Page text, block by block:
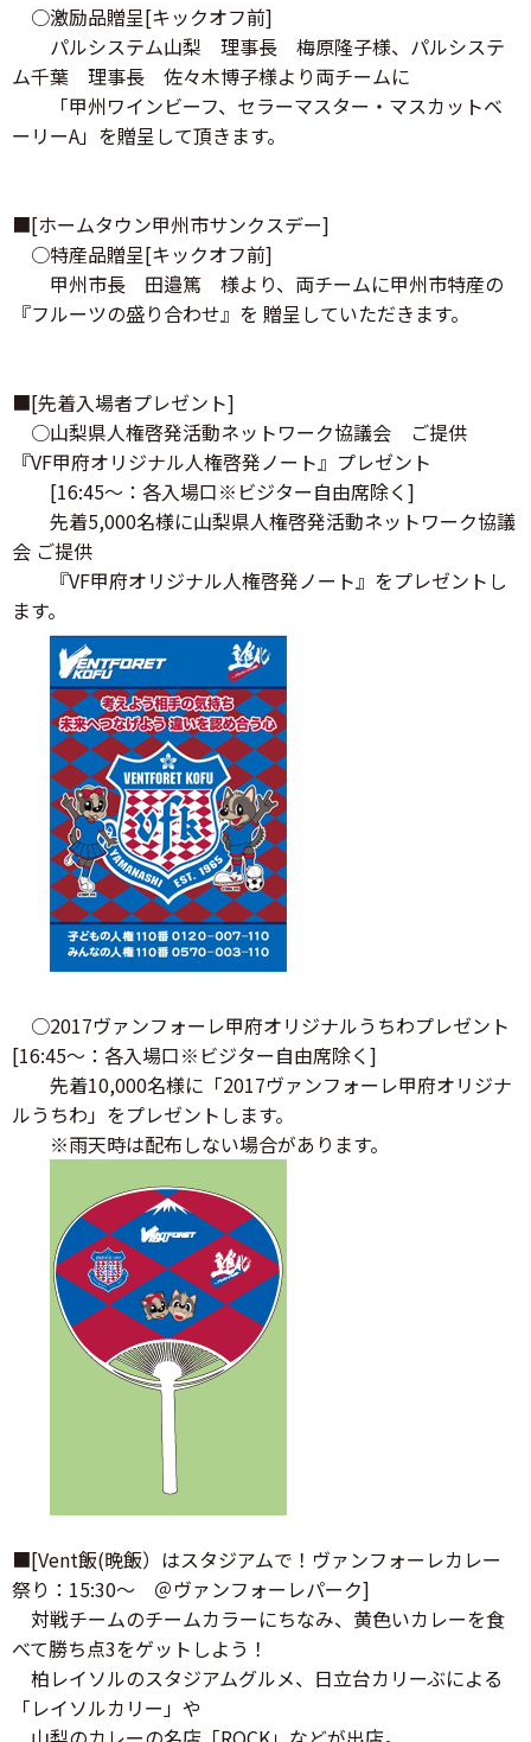
○激励品贈呈[キックオフ前]
パルシステム山梨 理事長 梅原隆子様、パルシステ
ム千葉 理事長 佐々木博子様より両チームに
「甲州ワインビーフ、セラーマスター・マスカットベ
ーリーA」を贈呈して頂きます。
■[ホームタウン甲州市サンクスデー]
○特産品贈呈[キックオフ前]
甲州市長 田邉篤 様より、両チームに甲州市特産の
『フルーツの盛り合わせ』を 贈呈していただきます。
■[先着入場者プレゼント]
○山梨県人権啓発活動ネットワーク協議会 ご提供
『VF甲府オリジナル人権啓発ノート』プレゼント
[16:45～：各入場口※ビジター自由席除く]
先着5,000名様に山梨県人権啓発活動ネットワーク協議
会 ご提供
『VF甲府オリジナル人権啓発ノート』をプレゼントし
ます。
○2017ヴァンフォーレ甲府オリジナルうちわプレゼント
[16:45～：各入場口※ビジター自由席除く]
先着10,000名様に「2017ヴァンフォーレ甲府オリジナ
ルうちわ」をプレゼントします。
※雨天時は配布しない場合があります。
■[Vent飯(晩飯）はスタジアムで！ヴァンフォーレカレー
祭り：15:30～ ＠ヴァンフォーレパーク]
対戦チームのチームカラーにちなみ、黄色いカレーを食
べて勝ち点3をゲットしよう！
柏レイソルのスタジアムグルメ、日立台カリーぶによる
「レイソルカリー」や